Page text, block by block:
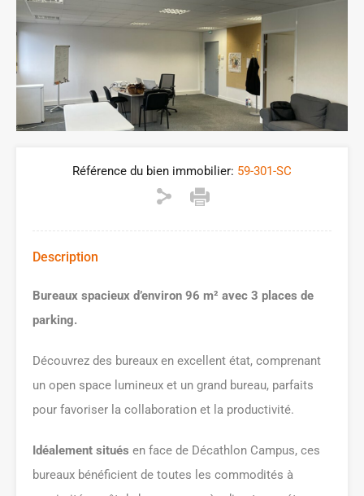
Référence du bien immobilier: 59-301-SC
Description
Bureaux spacieux d’environ 96 m² avec 3 places de
parking.
Découvrez des bureaux en excellent état, comprenant
un open space lumineux et un grand bureau, parfaits
pour favoriser la collaboration et la productivité.
Idéalement situés en face de Décathlon Campus, ces
bureaux bénéficient de toutes les commodités à